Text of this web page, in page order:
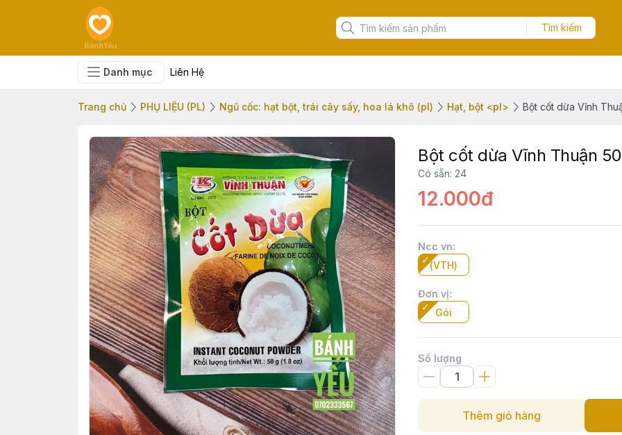
Tìm kiếm
Danh mục Liên Hệ
Trang chủ PHỤ LIỆU (PL) Ngũ cốc: hạt bột, trái cây sấy, hoa lá khô (pl) Hạt, bột <pl> Bột cốt dừa Vĩnh
Bột cốt dừa Vĩnh Thuận
Có sẵn: 24
12.000đ
Ncc vn:
(VTH)
Đơn vị:
Gói
Số lượng
Thêm giỏ hàng